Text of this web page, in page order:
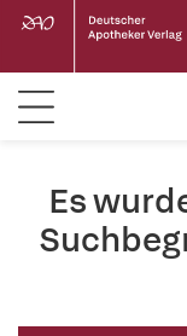
Es